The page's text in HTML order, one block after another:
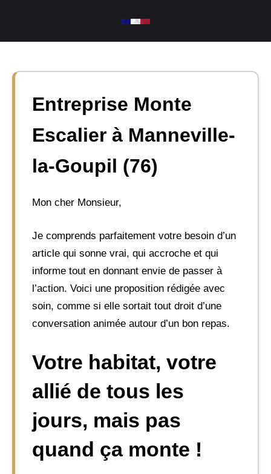
contenu
Entreprise Monte
Escalier à Manneville-
la-Goupil (76)
Mon cher Monsieur,
Je comprends parfaitement votre besoin d’un
article qui sonne vrai, qui accroche et qui
informe tout en donnant envie de passer à
l’action. Voici une proposition rédigée avec
soin, comme si elle sortait tout droit d’une
conversation animée autour d’un bon repas.
Votre habitat, votre
allié de tous les
jours, mais pas
quand ça monte !